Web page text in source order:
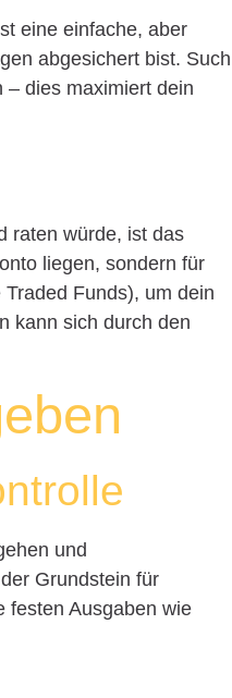
eine einfache, aber
abgesichert bist. Such
– dies maximiert dein
raten würde, ist das
liegen, sondern für
Funds), um dein
kann sich durch den
und
Grundstein für
festen Ausgaben wie